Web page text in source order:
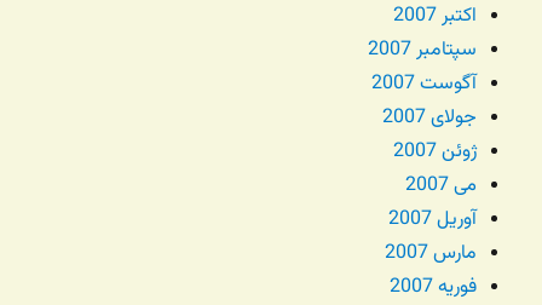
اکتبر 2007
سپتامبر 2007
آگوست 2007
جولای 2007
ژوئن 2007
می 2007
آوریل 2007
مارس 2007
فوریه 2007